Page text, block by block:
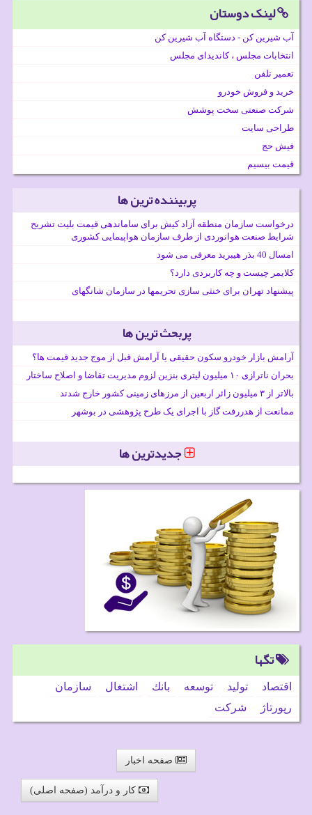
لینک دوستان
آب شیرین کن - دستگاه آب شیرین کن
انتخابات مجلس ، کاندیدای مجلس
تعمیر تلفن
خرید و فروش خودرو
شرکت صنعتی سخت پوشش
طراحی سایت
فیش حج
قیمت بیسیم
پربیننده ترین ها
درخواست سازمان منطقه آزاد کیش برای ساماندهی قیمت بلیت تشریح
شرایط صنعت هوانوردی از طرف سازمان هواپیمایی کشوری
امسال 40 بذر هیبرید معرفی می شود
کلایمر چیست و چه کاربردی دارد؟
پیشنهاد تهران برای خنثی سازی تحریمها در سازمان شانگهای
پربحث ترین ها
آرامش بازار خودرو سکون حقیقی یا آرامش قبل از موج جدید قیمت ها؟
بحران ناترازی ۱۰ میلیون لیتری بنزین لزوم مدیریت تقاضا و اصلاح ساختار
بالاتر از ۳ میلیون زائر اربعین از مرزهای زمینی کشور خارج شدند
ممانعت از هدررفت گاز با اجرای یک طرح پژوهشی در بوشهر
جدیدترین ها
تگها
اقتصاد تولید توسعه بانك اشتغال
سازمان
رپورتاژ
شركت
صفحه اخبار
کار و درآمد (صفحه اصلی)